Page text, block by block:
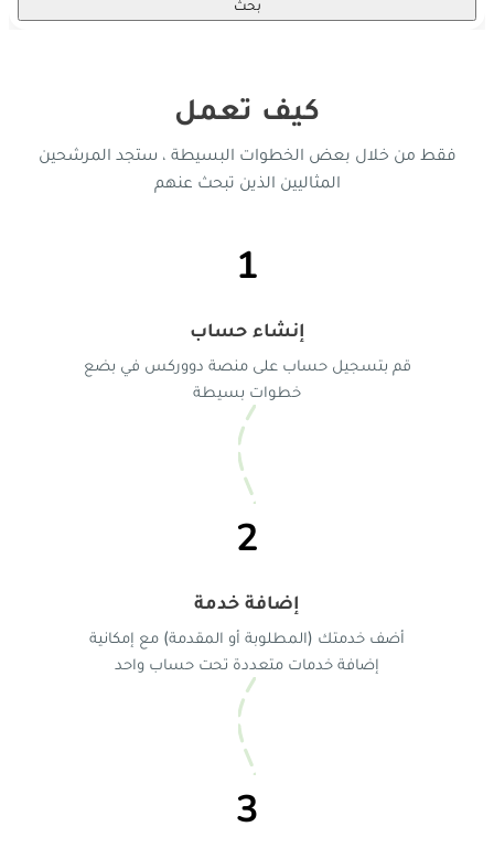
بحث
كيف تعمل
فقط من خلال بعض الخطوات البسيطة ، ستجد المرشحين
المثاليين الذين تبحث عنهم
1
إنشاء حساب
قم بتسجيل حساب على منصة دووركس في بضع
خطوات بسيطة
2
إضافة خدمة
أضف خدمتك (المطلوبة أو المقدمة) مع إمكانية
إضافة خدمات متعددة تحت حساب واحد
3